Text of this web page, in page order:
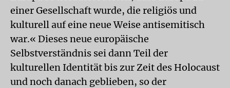
einer Gesellschaft wurde, die religiös und
kulturell auf eine neue Weise antisemitisch
war.« Dieses neue europäische
Selbstverständnis sei dann Teil der
kulturellen Identität bis zur Zeit des Holocaust
und noch danach geblieben, so der